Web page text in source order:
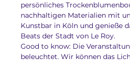
persönliches
nachhaltigen Materialien mit
Kunstbar in Köln und genieße
Beats der Stadt von Le Roy.
Good to know: Die
beleuchtet. Wir können das